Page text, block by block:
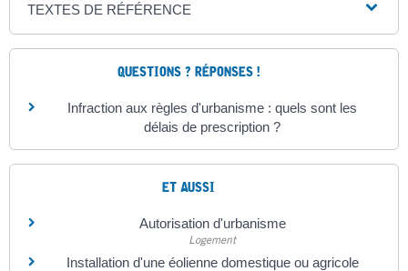
TEXTES DE RÉFÉRENCE
QUESTIONS ? RÉPONSES !
Infraction aux règles d'urbanisme : quels sont les
délais de prescription ?
ET AUSSI
Autorisation d'urbanisme
Logement
Installation d'une éolienne domestique ou agricole